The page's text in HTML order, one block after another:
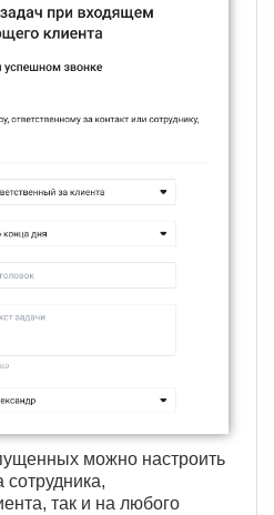
можно настроить
сотрудника,
так и на любого